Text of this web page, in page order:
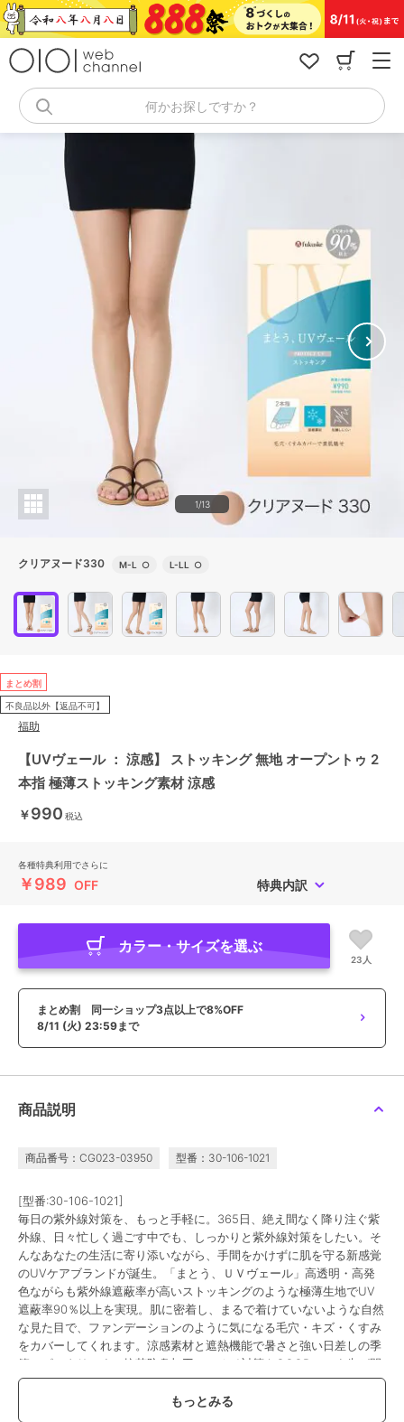
コ
ン
キ
何かお探しですか？
1/13
クリアヌード330 M-L ○ L-LL ○
まとめ割
不良品以外【返品不可】
福助
【UVヴェール ： 涼感】 ストッキング 無地 オープントゥ 2
本指 極薄ストッキング素材 涼感
￥990 税込
各種特典利用でさらに
￥989 OFF 特典内訳
カラー・サイズを選ぶ
23人
まとめ割 同一ショップ3点以上で8%OFF
8/11 (火) 23:59まで
商品説明
商品番号：CG023-03950 型番：30-106-1021
[型番:30-106-1021]
毎日の紫外線対策を、もっと手軽に。365日、絶え間なく降り注ぐ紫
外線、日々忙しく過ごす中でも、しっかりと紫外線対策をしたい。そ
んなあなたの生活に寄り添いながら、手間をかけずに肌を守る新感覚
のUVケアブランドが誕生。「まとう、ＵＶヴェール」高透明・高発
色ながらも紫外線遮蔽率が高いストッキングのような極薄生地でUV
遮蔽率90％以上を実現。肌に密着し、まるで着けていないような自然
な見た目で、ファンデーションのように気になる毛穴・キズ・くすみ
をカバーしてくれます。涼感素材と遮熱機能で暑さと強い日差しの季
節にピッタリです。抗菌防臭加工でニオイ対策もGOOD！つま先が開
いているオープントゥタイプなのでサンダル等でも合わせやすいです